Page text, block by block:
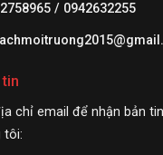
/ 0942632255
chỉ email để nhận bản
tôi: